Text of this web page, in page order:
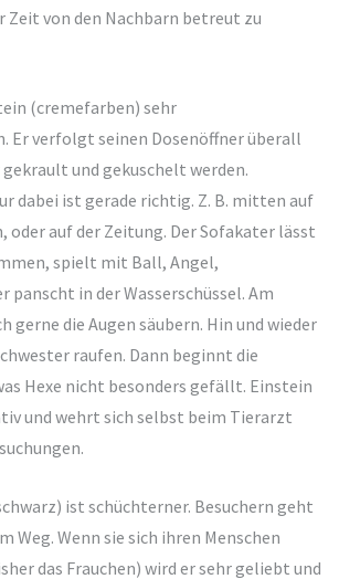
Zeit von den Nachbarn betreut zu
(cremefarben) sehr
Er verfolgt seinen Dosenöffner überall
und gekuschelt werden.
dabei ist gerade richtig. Z. B. mitten auf
oder auf der Zeitung. Der Sofakater lässt
spielt mit Ball, Angel,
panscht in der Wasserschüssel. Am
gerne die Augen säubern. Hin und wieder
raufen. Dann beginnt die
Hexe nicht besonders gefällt. Einstein
und wehrt sich selbst beim Tierarzt
ist schüchterner. Besuchern geht
Weg. Wenn sie sich ihren Menschen
das Frauchen) wird er sehr geliebt und